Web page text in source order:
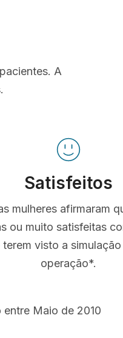
A
Satisfeitos
mulheres afirmaram
ou muito satisfeitas
visto a
operação*.
Maio de 2010